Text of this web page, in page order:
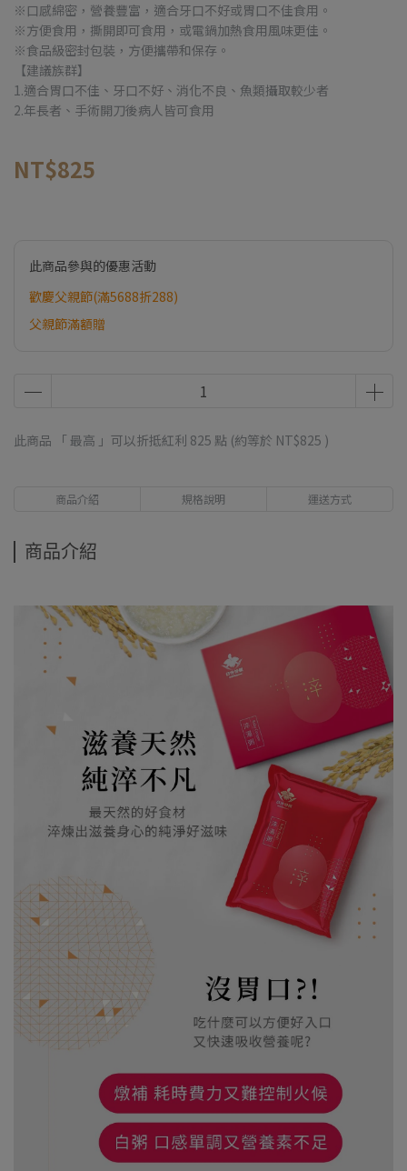
※口感綿密，營養豐富，適合牙口不好或胃口不佳食用。
※方便食用，撕開即可食用，或電鍋加熱食用風味更佳。
※食品級密封包裝，方便攜帶和保存。
【建議族群】
1.適合胃口不佳、牙口不好、消化不良、魚類攝取較少者
2.年長者、手術開刀後病人皆可食用
NT$825
此商品參與的優惠活動
歡慶父親節(滿5688折288)
父親節滿額贈
此商品 「 最高 」可以折抵紅利 825 點 (約等於 NT$825 )
商品介紹 規格說明 運送方式
商品介紹